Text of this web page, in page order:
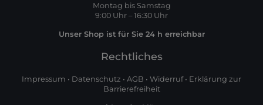
Montag bis Samstag
9:00 Uhr – 16:30 Uhr
Unser Shop ist für Sie 24 h erreichbar
Rechtliches
Impressum • Datenschutz • AGB • Widerruf• Erklärung zur
Barrierefreiheit